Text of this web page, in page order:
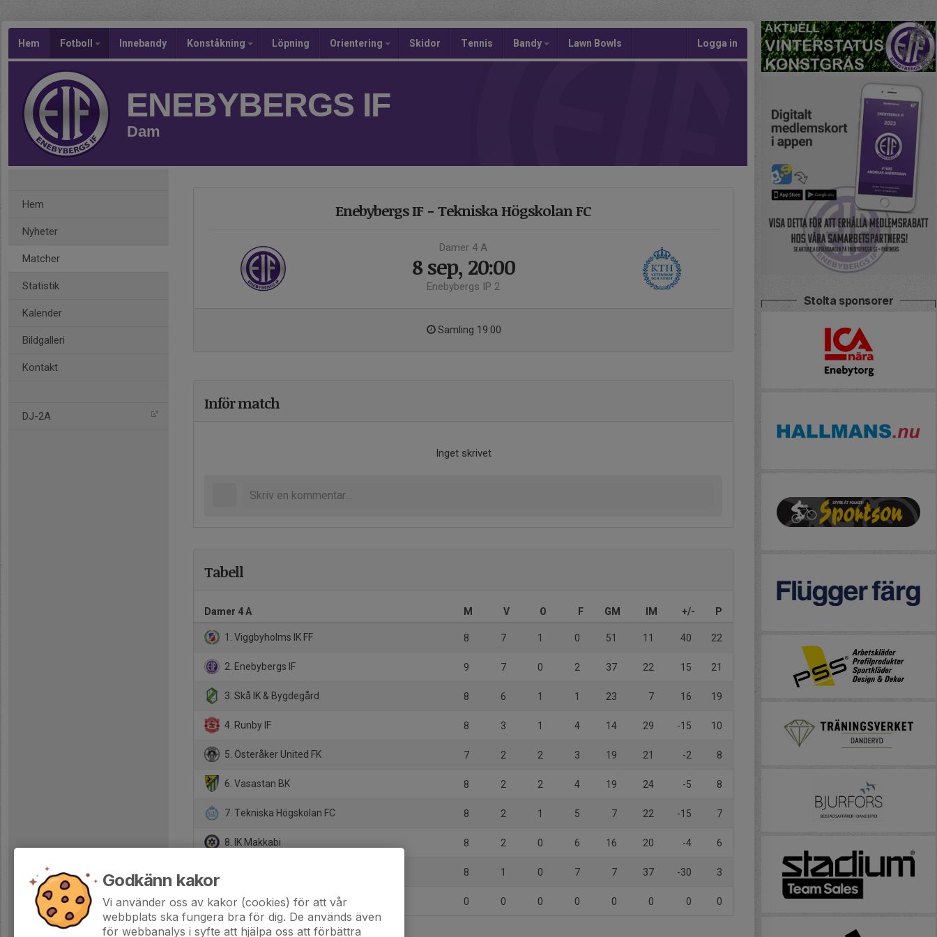
Hem Fotboll Innebandy Konståkning Löpning Orientering Skidor Tennis Bandy Lawn Bowls Logga in
ENEBYBERGS IF
Dam
Hem
Nyheter
Matcher
Statistik
Kalender
Bildgalleri
Kontakt
DJ-2A
Enebybergs IF - Tekniska Högskolan FC
Damer 4 A
8 sep, 20:00
Enebybergs IP 2
Samling 19:00
Inför match
Inget skrivet
Tabell
Damer 4 A M V O F GM IM +/- P
1. Viggbyholms IK FF 8 7 1 0 51 11 40 22
2. Enebybergs IF 9 7 0 2 37 22 15 21
3. Skå IK & Bygdegård 8 6 1 1 23 7 16 19
4. Runby IF 8 3 1 4 14 29 -15 10
5. Österåker United FK 7 2 2 3 19 21 -2 8
6. Vasastan BK 8 2 2 4 19 24 -5 8
7. Tekniska Högskolan FC 8 2 1 5 7 22 -15 7
8. IK Makkabi 8 2 0 6 16 20 -4 6
8 1 0 7 7 37 -30 3
10. Ängby IF 0 0 0 0 0 0 0 0
Stolta sponsorer
Godkänn kakor
Vi använder oss av kakor (cookies) för att vår
webbplats ska fungera bra för dig. De används även
för webbanalys i syfte att hjälpa oss att förbättra